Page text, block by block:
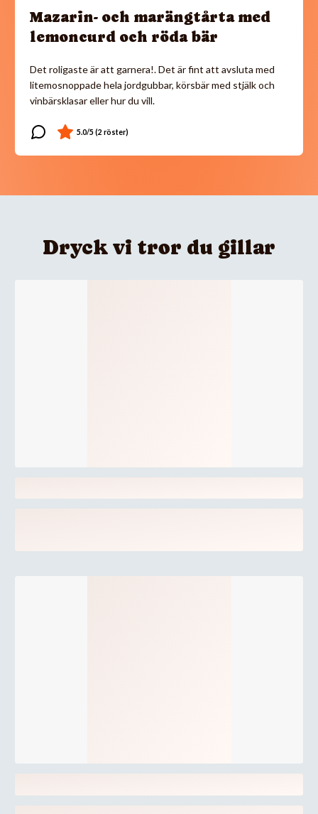
Mazarin- och marängtårta med
lemoncurd och röda bär
Det roligaste är att garnera!. Det är fint att avsluta med
litemosnoppade hela jordgubbar, körsbär med stjälk och
vinbärsklasar eller hur du vill.
Dryck vi tror du gillar